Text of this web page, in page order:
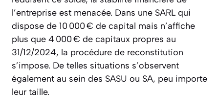
l’entreprise est menacée. Dans une SARL qui
dispose de 10 000 € de capital mais n’affiche
plus que 4 000 € de capitaux propres au
31/12/2024, la procédure de reconstitution
s’impose. De telles situations s’observent
également au sein des SASU ou SA, peu importe
leur taille.